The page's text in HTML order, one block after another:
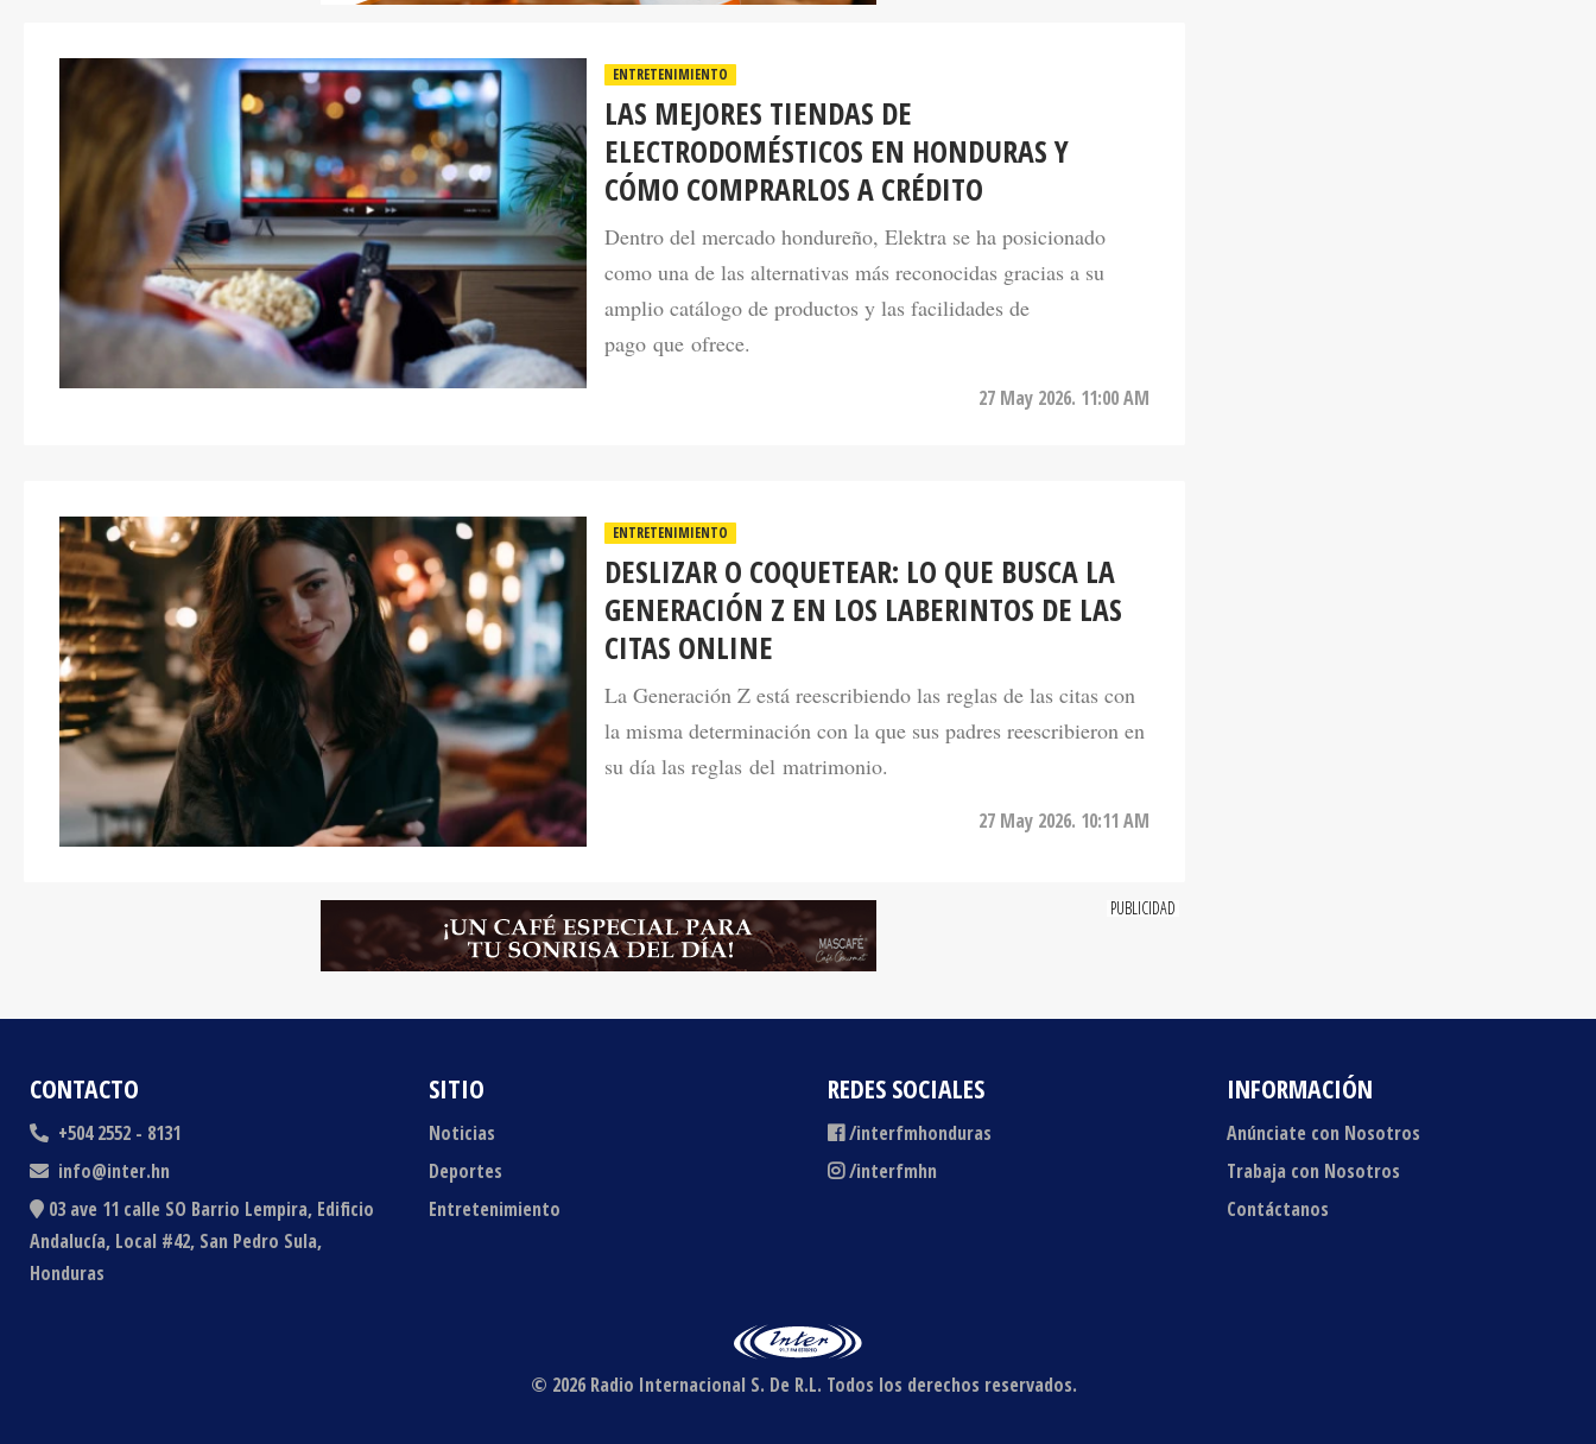
LAS MEJORES TIENDAS DE
ELECTRODOMÉSTICOS EN HONDURAS Y
CÓMO COMPRARLOS A CRÉDITO
Dentro del mercado hondureño, Elektra se ha posicionado
como una de las alternativas más reconocidas gracias a su
amplio catálogo de productos y las facilidades de
pago que ofrece.
DESLIZAR O COQUETEAR: LO QUE BUSCA LA
GENERACIÓN Z EN LOS LABERINTOS DE LAS
CITAS ONLINE
La Generación Z está reescribiendo las reglas de las citas con
la misma determinación con la que sus padres reescribieron en
su día las reglas del matrimonio.
CONTACTO
+504 2552 - 8131
info@inter.hn
03 ave 11 calle SO Barrio Lempira, Edificio
Andalucía, Local #42, San Pedro Sula,
Honduras
SITIO
Noticias
Deportes
Entretenimiento
REDES SOCIALES
/interfmhonduras
/interfmhn
INFORMACIÓN
Anúnciate con Nosotros
Trabaja con Nosotros
Contáctanos
© 2026 Radio Internacional S. De R.L. Todos los derechos reservados.